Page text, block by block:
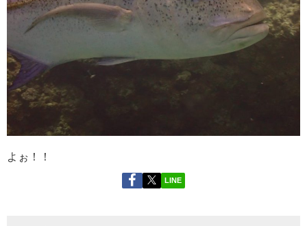
よぉ！！
LINE